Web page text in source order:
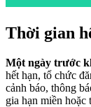
Thời gian
Một ngày trước
hết hạn, tổ chức
cảnh báo, thông
gia hạn miền hoặc